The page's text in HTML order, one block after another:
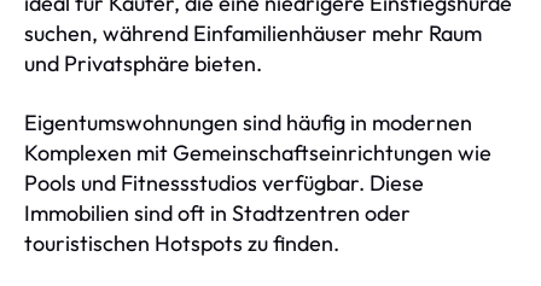
suchen, während Einfamilienhäuser mehr Raum
und Privatsphäre bieten.
Eigentumswohnungen sind häufig in modernen
Komplexen mit Gemeinschaftseinrichtungen wie
Pools und Fitnessstudios verfügbar. Diese
Immobilien sind oft in Stadtzentren oder
touristischen Hotspots zu finden.